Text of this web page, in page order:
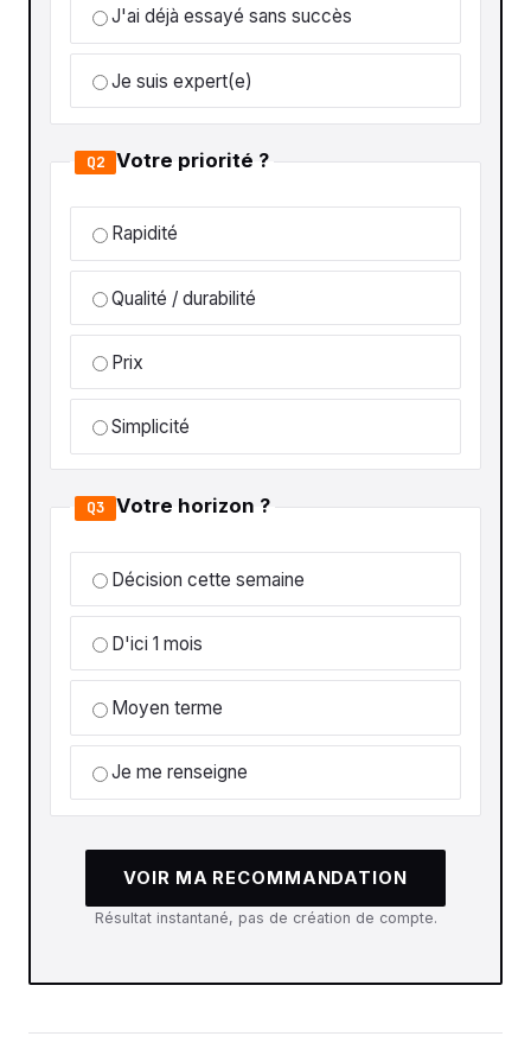
J'ai déjà essayé sans succès
Je suis expert(e)
Q2 Votre priorité ?
Rapidité
Qualité / durabilité
Prix
Simplicité
Q3 Votre horizon ?
Décision cette semaine
D'ici 1 mois
Moyen terme
Je me renseigne
VOIR MA RECOMMANDATION
Résultat instantané, pas de création de compte.